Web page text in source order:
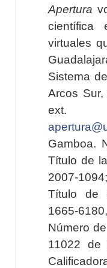
Apertura
científica
virtuales
Sistema
Arcos
Gamboa.
Título de
2007-
Título de
1665-
Número
11022 de